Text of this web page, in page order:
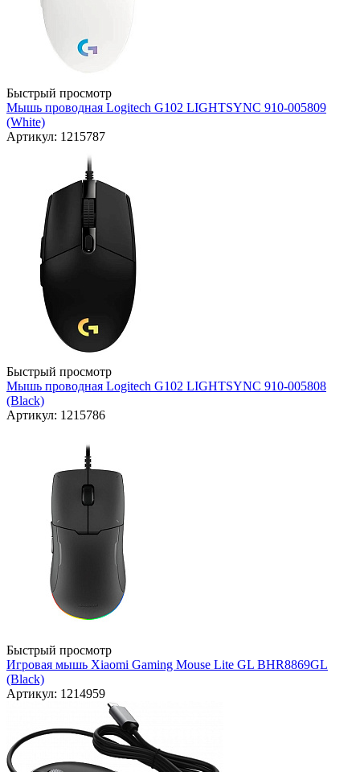
Быстрый просмотр
Мышь проводная Logitech G102 LIGHTSYNC 910-005809
(White)
Артикул: 1215787
Быстрый просмотр
Мышь проводная Logitech G102 LIGHTSYNC 910-005808
(Black)
Артикул: 1215786
Быстрый просмотр
Игровая мышь Xiaomi Gaming Mouse Lite GL BHR8869GL
(Black)
Артикул: 1214959